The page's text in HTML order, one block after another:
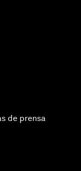
de prensa